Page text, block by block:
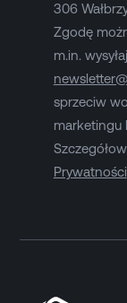
306
Zgodę
m.in.
sprzeciw
marketingu
Prywatności